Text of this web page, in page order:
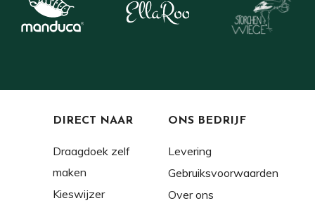
DIRECT NAAR
Draagdoek zelf
maken
Kieswijzer
ONS BEDRIJF
Levering
Gebruiksvoorwaarden
Over ons